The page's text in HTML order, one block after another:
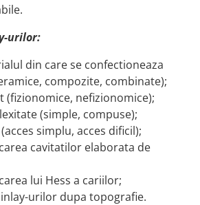
urilor:
din care se confectioneaza
compozite, combinate);
(fizionomice, nefizionomice);
(simple, compuse);
simplu, acces dificil);
cavitatilor elaborata de
lui Hess a cariilor;
urilor dupa topografie.